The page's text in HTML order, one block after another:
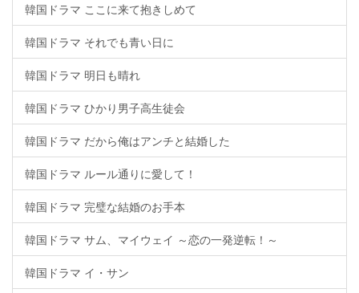
韓国ドラマ ここに来て抱きしめて
韓国ドラマ それでも青い日に
韓国ドラマ 明日も晴れ
韓国ドラマ ひかり男子高生徒会
韓国ドラマ だから俺はアンチと結婚した
韓国ドラマ ルール通りに愛して！
韓国ドラマ 完璧な結婚のお手本
韓国ドラマ サム、マイウェイ ～恋の一発逆転！～
韓国ドラマ イ・サン